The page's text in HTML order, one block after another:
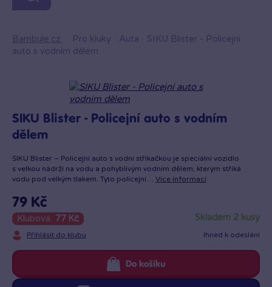
Baby Značky
Bambule.cz · Pro kluky · Auta · SIKU Blister - Policejní
auto s vodním dělem
SIKU Blister - Policejní auto s vodním
dělem
SIKU Blister – Policejní auto s vodní stříkačkou je speciální vozidlo
s velkou nádrží na vodu a pohyblivým vodním dělem, kterým stříká
vodu pod velkým tlakem. Tyto policejní… Více informací
79 Kč
Klubová: 77 Kč
Přihlásit do klubu
skladem 2 kusy
Ihned k odeslání
Do košíku